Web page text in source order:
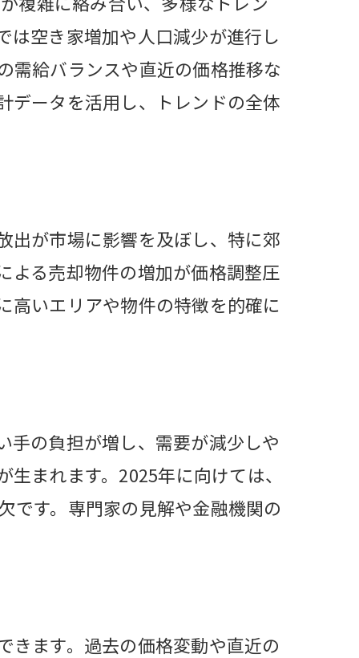
は空き家増加や人口減少が進行し
需給バランスや直近の価格推移な
データを活用し、トレンドの全体
出が市場に影響を及ぼし、特に郊
よる売却物件の増加が価格調整圧
高いエリアや物件の特徴を的確に
手の負担が増し、需要が減少しや
まれます。2025年に向けては、
です。専門家の見解や金融機関の
きます。過去の価格変動や直近の